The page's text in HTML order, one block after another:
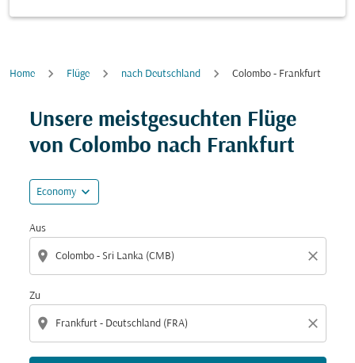
Home Flüge nach Deutschland Colombo - Frankfurt
Unsere meistgesuchten Flüge
von Colombo nach Frankfurt
Economy expand_more
Aus
location_on close
Zu
location_on close
Versuchen Sie, Ihre Route (Ursprung und/oder Ziel)